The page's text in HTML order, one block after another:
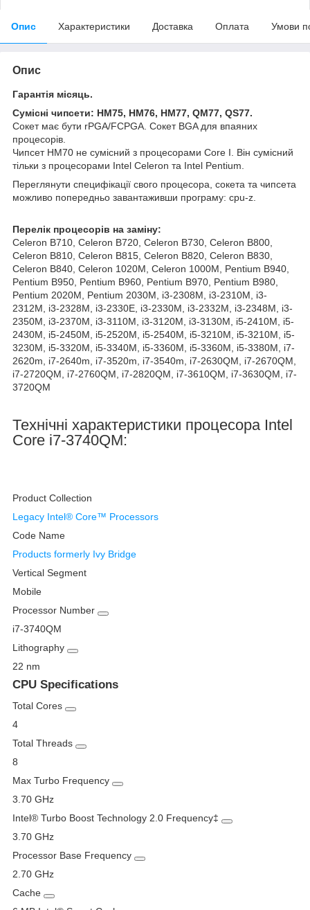
Опис Характеристики Доставка Оплата Умови
Опис
Гарантія місяць.
Сумісні чипсети: HM75, HM76, HM77, QM77, QS77.
Cокет має бути rPGA/FCPGA. Сокет BGA для впаяних
процесорів.
Чипсет HM70 не сумісний з процесорами Core I. Він сумісний
тільки з процесорами Intel Celeron та Intel Pentium.
Переглянути специфікації свого процесора, сокета та чипсета
можливо попередньо завантаживши програму: cpu-z.
Перелік процесорів на заміну:
Celeron B710, Celeron B720, Celeron B730, Celeron B800,
Celeron B810, Celeron B815, Celeron B820, Celeron B830,
Celeron B840, Celeron 1020M, Celeron 1000M, Pentium B940,
Pentium B950, Pentium B960, Pentium B970, Pentium B980,
Pentium 2020M, Pentium 2030M, i3-2308M, i3-2310M, i3-
2312M, i3-2328M, i3-2330E, i3-2330M, i3-2332M, i3-2348M, i3-
2350M, i3-2370M, i3-3110M, i3-3120M, i3-3130M, i5-2410M, i5-
2430M, i5-2450M, i5-2520M, i5-2540M, i5-3210M, i5-3210M, i5-
3230M, i5-3320M, i5-3340M, i5-3360M, i5-3360M, i5-3380M, i7-
2620m, i7-2640m, i7-3520m, i7-3540m, i7-2630QM, i7-2670QM,
i7-2720QM, i7-2760QM, i7-2820QM, i7-3610QM, i7-3630QM, i7-
3720QM
Технічні характеристики процесора Intel
Core i7-3740QM:
Product Collection
Legacy Intel® Core™ Processors
Code Name
Products formerly Ivy Bridge
Vertical Segment
Mobile
Processor Number
i7-3740QM
Lithography
22 nm
CPU Specifications
Total Cores
4
Total Threads
8
Max Turbo Frequency
3.70 GHz
Intel® Turbo Boost Technology 2.0 Frequency‡
3.70 GHz
Processor Base Frequency
2.70 GHz
Cache